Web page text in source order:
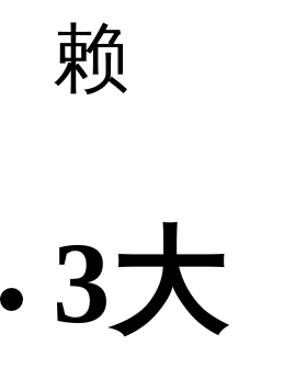
赖
3大